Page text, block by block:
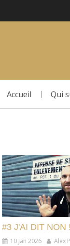
Accueil Qui
#3 J'AI DIT NON !
10 Jan 2026 Alex